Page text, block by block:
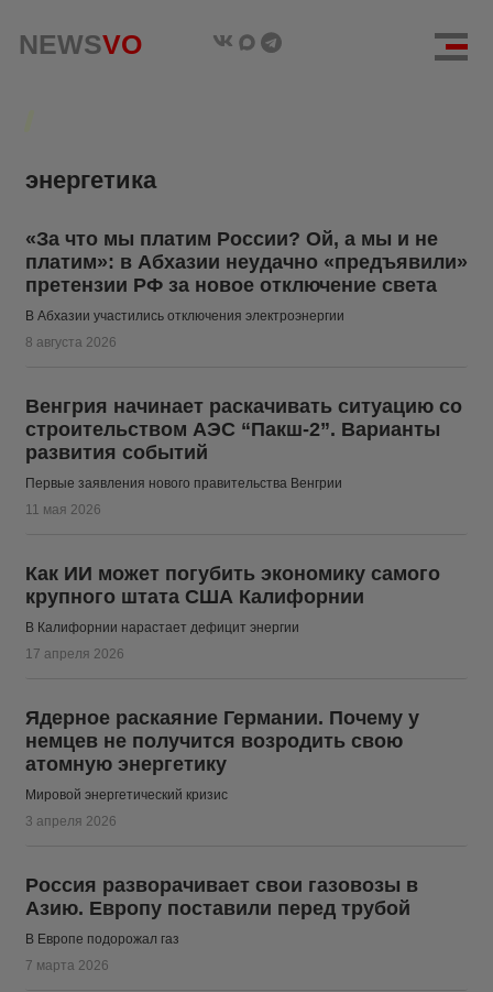
NEWSVO
NEWSVO
энергетика
«За что мы платим России? Ой, а мы и не
платим»: в Абхазии неудачно «предъявили»
претензии РФ за новое отключение света
В Абхазии участились отключения электроэнергии
8 августа 2026
Венгрия начинает раскачивать ситуацию со
строительством АЭС “Пакш-2”. Варианты
развития событий
Первые заявления нового правительства Венгрии
11 мая 2026
Как ИИ может погубить экономику самого
крупного штата США Калифорнии
В Калифорнии нарастает дефицит энергии
17 апреля 2026
Ядерное раскаяние Германии. Почему у
немцев не получится возродить свою
атомную энергетику
Мировой энергетический кризис
3 апреля 2026
Россия разворачивает свои газовозы в
Азию. Европу поставили перед трубой
В Европе подорожал газ
7 марта 2026